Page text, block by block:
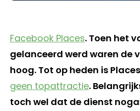
Facebook Places. Toen het
gelanceerd werd waren de
hoog. Tot op heden is
geen topattractie.
toch wel dat de dienst